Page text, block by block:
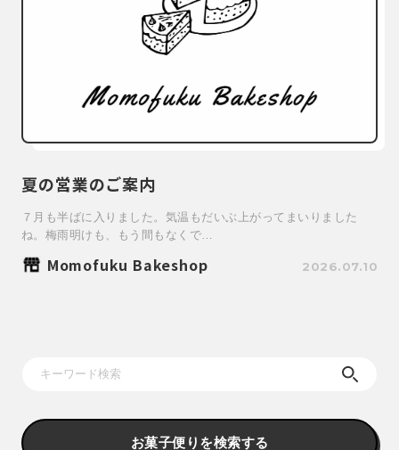
夏の営業のご案内
７月も半ばに入りました。気温もだいぶ上がってまいりました
ね。梅雨明けも、もう間もなくで…
Momofuku Bakeshop 2026.07.10
お菓子便りを検索する